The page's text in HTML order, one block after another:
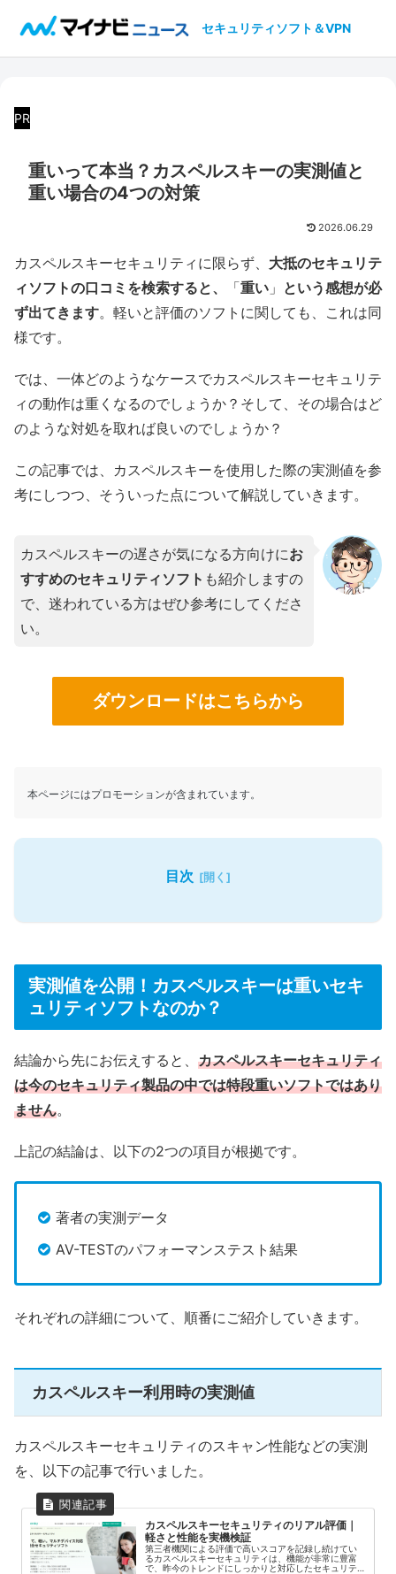
セキュリティソフト＆VPN
PR
重いって本当？カスペルスキーの実測値と
重い場合の4つの対策
2026.06.29
カスペルスキーセキュリティに限らず、 大抵のセキュリテ
ィソフトの口コミを検索すると、
「重い 」 という感想が必
ず出てきます。軽いと評価のソフトに関しても、これは同
様です。
では、一体どのようなケースでカスペルスキーセキュリテ
ィの動作は重くなるのでしょうか？そして、その場合はど
のような対処を取れば良いのでしょうか？
この記事では、カスペルスキーを使用した際の実測値を参
考にしつつ、そういった点について解説していきます。
カスペルスキーの遅さが気になる方向けにお
すすめのセキュリティソフト も紹介しますの
で、迷われている方はぜひ参考にしてくださ
い。
ダウンロードはこちらから
本ページにはプロモーションが含まれています。
目次
実測値を公開！カスペルスキーは重いセキ
ュリティソフトなのか？
結論から先にお伝えすると、 カスペルスキーセキュリティ
は今のセキュリティ製品の中では特段重いソフトではあり
ません。
上記の結論は、以下の2つの項目が根拠です。
著者の実測データ
AV-TESTのパフォーマンステスト結果
それぞれの詳細について、順番にご紹介していきます。
カスペルスキー利用時の実測値
カスペルスキーセキュリティのスキャン性能などの実測
を、以下の記事で行いました。
カスペルスキーセキュリティのリアル評価｜
軽さと性能を実機検証
第三者機関による評価で高いスコアを記録し続けてい
るカスペルスキーセキュリティは、機能が非常に豊富
で、昨今のトレンドにしっかりと対応したセキュリテ